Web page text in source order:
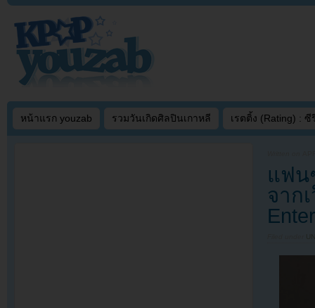
หน้าแรก youzab รวมวันเกิดศิลปินเกาหลี เรตติ้ง (Rating) : ซี
แฟน
จาก